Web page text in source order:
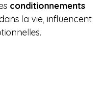
conditionnements
la vie, influencent